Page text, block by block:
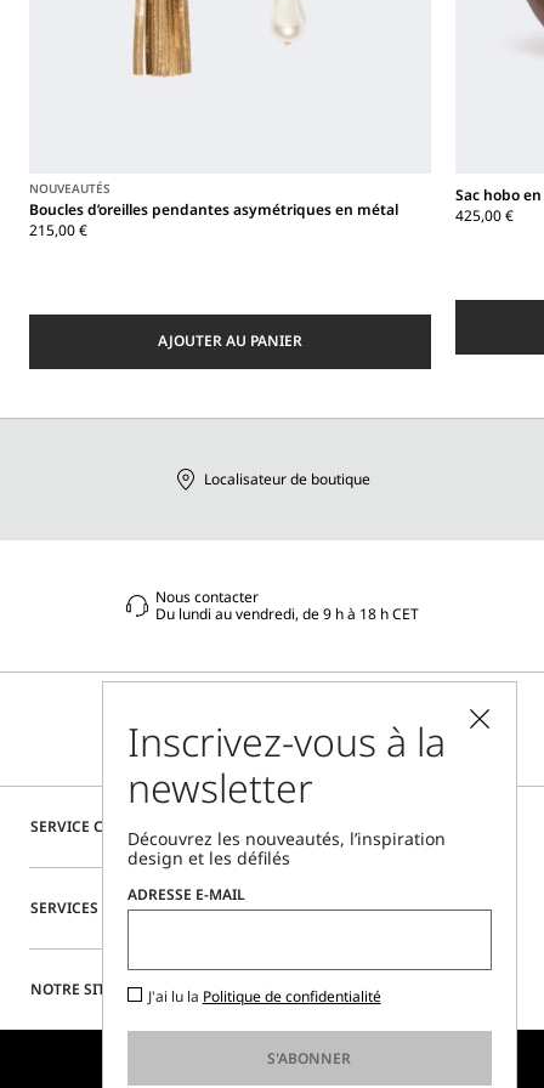
NOUVEAUTÉS
Boucles d’oreilles pendantes asymétriques en métal
215,00 €
AJOUTER AU PANIER
Sac hobo
425,00 €
SERVICE CLIENTÈLE
SERVICES SPÉCIAUX
NOTRE SITE
Localisateur de boutique
Nous contacter
Du lundi au vendredi, de 9 h à 18 h CET
Inscrivez-vous à la
newsletter
Découvrez les nouveautés, l’inspiration
design et les défilés
ADRESSE E-MAIL
J'ai lu la Politique de confidentialité
S'ABONNER